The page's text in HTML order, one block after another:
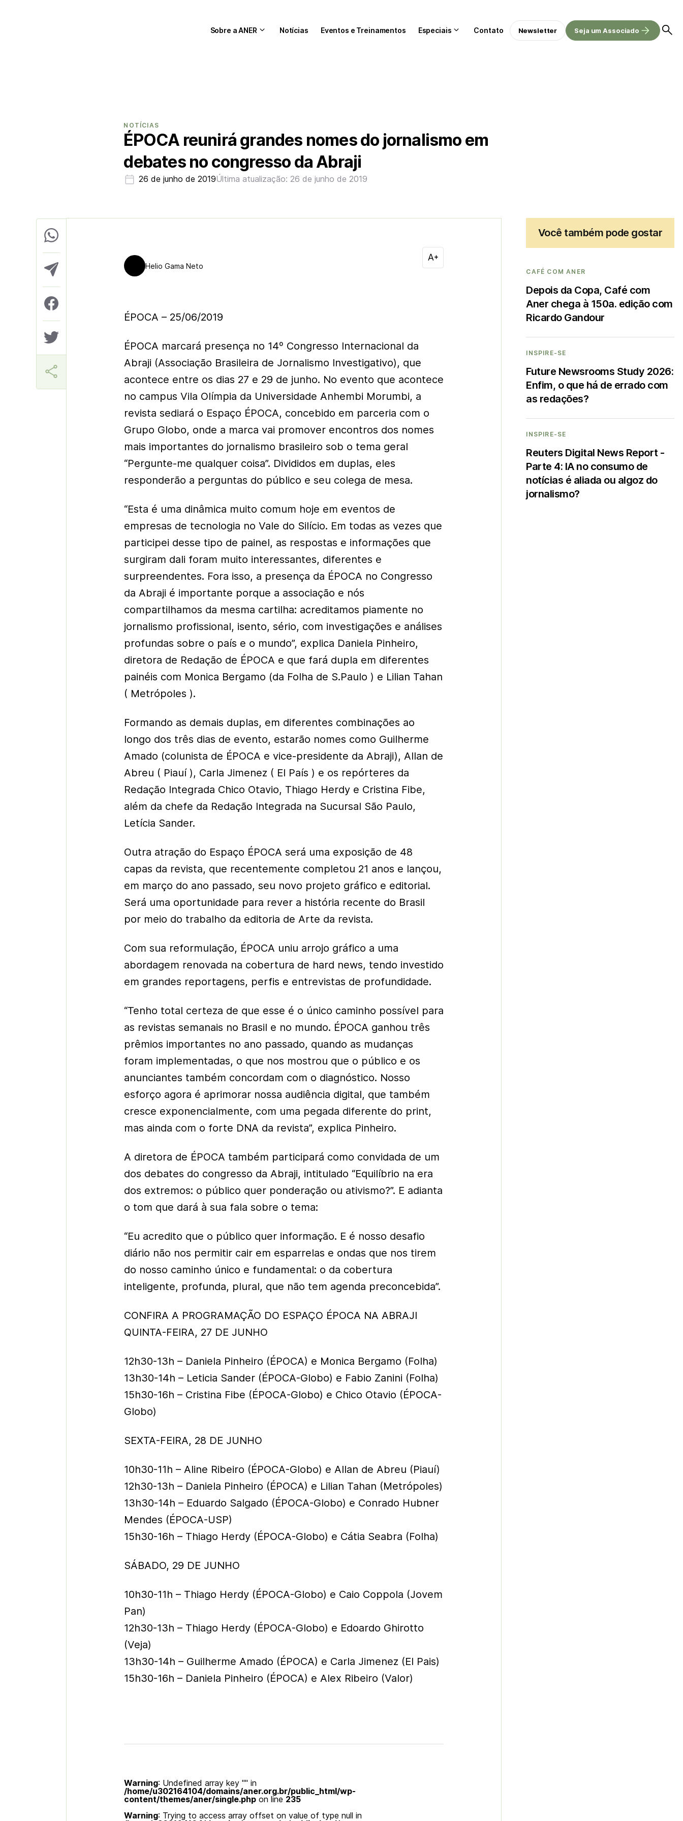
Sobre a ANER Notícias Eventos e Treinamentos Especiais Contato Newsletter Seja um Associado
NOTÍCIAS
ÉPOCA reunirá grandes nomes do jornalismo em
debates no congresso da Abraji
26 de junho de 2019Última atualização: 26 de junho de 2019
Helio Gama Neto
ÉPOCA – 25/06/2019
ÉPOCA marcará presença no 14º Congresso Internacional da
Abraji (Associação Brasileira de Jornalismo Investigativo), que
acontece entre os dias 27 e 29 de junho. No evento que acontece
no campus Vila Olímpia da Universidade Anhembi Morumbi, a
revista sediará o Espaço ÉPOCA, concebido em parceria com o
Grupo Globo, onde a marca vai promover encontros dos nomes
mais importantes do jornalismo brasileiro sob o tema geral
“Pergunte-me qualquer coisa”. Divididos em duplas, eles
responderão a perguntas do público e seu colega de mesa.
“Esta é uma dinâmica muito comum hoje em eventos de
empresas de tecnologia no Vale do Silício. Em todas as vezes que
participei desse tipo de painel, as respostas e informações que
surgiram dali foram muito interessantes, diferentes e
surpreendentes. Fora isso, a presença da ÉPOCA no Congresso
da Abraji é importante porque a associação e nós
compartilhamos da mesma cartilha: acreditamos piamente no
jornalismo profissional, isento, sério, com investigações e análises
profundas sobre o país e o mundo”, explica Daniela Pinheiro,
diretora de Redação de ÉPOCA e que fará dupla em diferentes
painéis com Monica Bergamo (da Folha de S.Paulo ) e Lilian Tahan
( Metrópoles ).
Formando as demais duplas, em diferentes combinações ao
longo dos três dias de evento, estarão nomes como Guilherme
Amado (colunista de ÉPOCA e vice-presidente da Abraji), Allan de
Abreu ( Piauí ), Carla Jimenez ( El País ) e os repórteres da
Redação Integrada Chico Otavio, Thiago Herdy e Cristina Fibe,
além da chefe da Redação Integrada na Sucursal São Paulo,
Letícia Sander.
Outra atração do Espaço ÉPOCA será uma exposição de 48
capas da revista, que recentemente completou 21 anos e lançou,
em março do ano passado, seu novo projeto gráfico e editorial.
Será uma oportunidade para rever a história recente do Brasil
por meio do trabalho da editoria de Arte da revista.
Com sua reformulação, ÉPOCA uniu arrojo gráfico a uma
abordagem renovada na cobertura de hard news, tendo investido
em grandes reportagens, perfis e entrevistas de profundidade.
“Tenho total certeza de que esse é o único caminho possível para
as revistas semanais no Brasil e no mundo. ÉPOCA ganhou três
prêmios importantes no ano passado, quando as mudanças
foram implementadas, o que nos mostrou que o público e os
anunciantes também concordam com o diagnóstico. Nosso
esforço agora é aprimorar nossa audiência digital, que também
cresce exponencialmente, com uma pegada diferente do print,
mas ainda com o forte DNA da revista”, explica Pinheiro.
A diretora de ÉPOCA também participará como convidada de um
dos debates do congresso da Abraji, intitulado “Equilíbrio na era
dos extremos: o público quer ponderação ou ativismo?”. E adianta
o tom que dará à sua fala sobre o tema:
“Eu acredito que o público quer informação. E é nosso desafio
diário não nos permitir cair em esparrelas e ondas que nos tirem
do nosso caminho único e fundamental: o da cobertura
inteligente, profunda, plural, que não tem agenda preconcebida”.
CONFIRA A PROGRAMAÇÃO DO ESPAÇO ÉPOCA NA ABRAJI
QUINTA-FEIRA, 27 DE JUNHO
12h30-13h – Daniela Pinheiro (ÉPOCA) e Monica Bergamo (Folha)
13h30-14h – Leticia Sander (ÉPOCA-Globo) e Fabio Zanini (Folha)
15h30-16h – Cristina Fibe (ÉPOCA-Globo) e Chico Otavio (ÉPOCA-
Globo)
SEXTA-FEIRA, 28 DE JUNHO
10h30-11h – Aline Ribeiro (ÉPOCA-Globo) e Allan de Abreu (Piauí)
12h30-13h – Daniela Pinheiro (ÉPOCA) e Lilian Tahan (Metrópoles)
13h30-14h – Eduardo Salgado (ÉPOCA-Globo) e Conrado Hubner
Mendes (ÉPOCA-USP)
15h30-16h – Thiago Herdy (ÉPOCA-Globo) e Cátia Seabra (Folha)
SÁBADO, 29 DE JUNHO
10h30-11h – Thiago Herdy (ÉPOCA-Globo) e Caio Coppola (Jovem
Pan)
12h30-13h – Thiago Herdy (ÉPOCA-Globo) e Edoardo Ghirotto
(Veja)
13h30-14h – Guilherme Amado (ÉPOCA) e Carla Jimenez (El Pais)
15h30-16h – Daniela Pinheiro (ÉPOCA) e Alex Ribeiro (Valor)
Warning: Undefined array key "" in
/home/u302164104/domains/aner.org.br/public_html/wp-
content/themes/aner/single.php on line 235
Warning: Trying to access array offset on value of type null in
Você também pode gostar
CAFÉ COM ANER
Depois da Copa, Café com
Aner chega à 150a. edição com
Ricardo Gandour
INSPIRE-SE
Future Newsrooms Study 2026:
Enfim, o que há de errado com
as redações?
INSPIRE-SE
Reuters Digital News Report -
Parte 4: IA no consumo de
notícias é aliada ou algoz do
jornalismo?